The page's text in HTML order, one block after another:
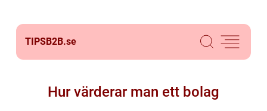
TIPSB2B.se
Hur värderar man ett bolag